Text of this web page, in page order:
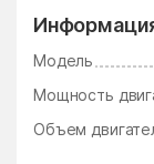
Модель
Мощность
Объем